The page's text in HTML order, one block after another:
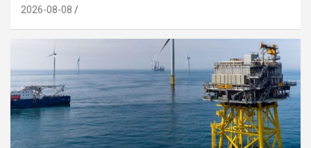
2026-08-08